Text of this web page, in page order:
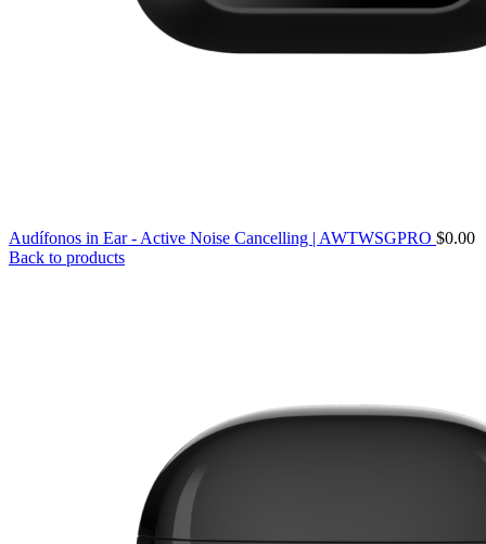
Audífonos in Ear - Active Noise Cancelling | AWTWSGPRO $0.00
Back to products